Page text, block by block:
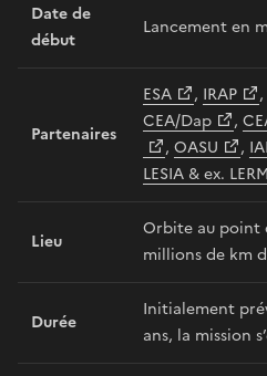
Date de
début
Lancement en
Partenaires
ESA , IRAP ,
CEA/Dap
,
, OASU ,
LESIA & ex.
Lieu
Orbite au point
millions de km
Durée
Initialement
ans, la mission